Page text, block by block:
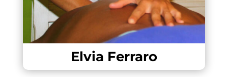
Elvia Ferraro